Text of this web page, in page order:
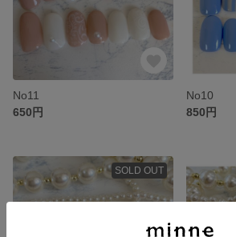
No11
650円
No10
850円
SOLD OUT